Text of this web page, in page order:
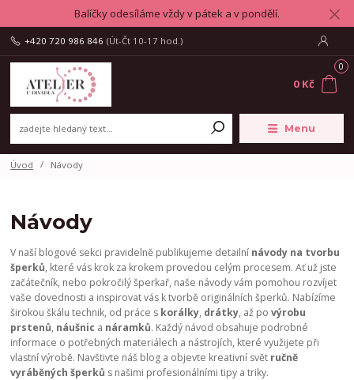
Balíčky odesíláme vždy v pátek a v pondělí.
Menu
+420 720 986 846 (Út-Čt 10-17 hod.)
0
0 Kč
Úvod Návody
Návody
V naší blogové sekci pravidelně publikujeme detailní návody na tvorbu
šperků, které vás krok za krokem provedou celým procesem. Ať už jste
začátečník, nebo pokročilý šperkař, naše návody vám pomohou rozvíjet
vaše dovednosti a inspirovat vás k tvorbě originálních šperků. Nabízíme
širokou škálu technik, od práce s korálky, drátky, až povýrobu
prstenů, náušnic a náramků. Každý návod obsahuje podrobné
informace o potřebných materiálech a nástrojích, které využijete při
vlastní výrobě. Navštivte náš blog a objevte kreativní svět ručně
vyráběných šperků s našimi profesionálními tipy a triky.